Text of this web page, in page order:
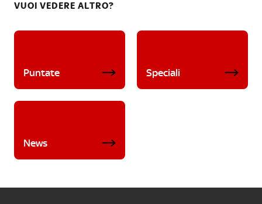
VUOI VEDERE ALTRO?
Puntate Speciali
News